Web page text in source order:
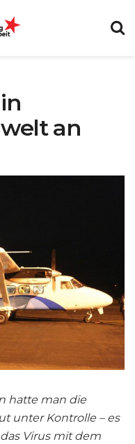
an
hatte man die
unter Kontrolle – es
Virus mit dem